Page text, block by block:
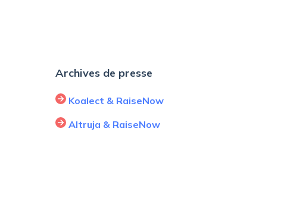
Archives de presse
Koalect & RaiseNow
Altruja & RaiseNow